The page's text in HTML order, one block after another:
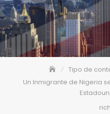
Tipo de
Un Inmigrante de Nigeria